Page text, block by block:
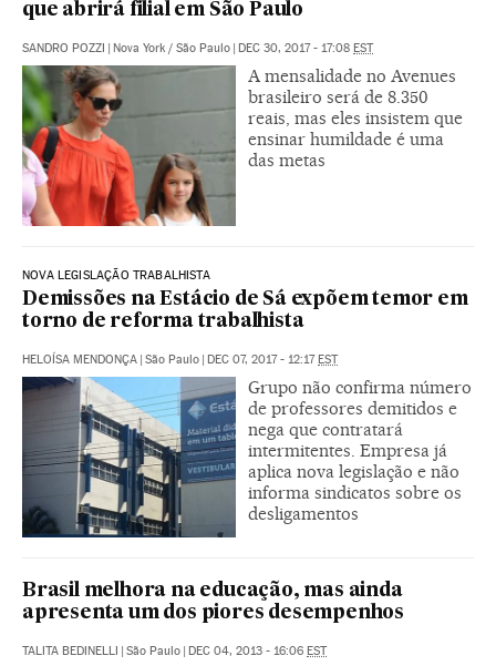
que abrirá filial em São Paulo
SANDRO POZZI | Nova York / São Paulo | DEC 30, 2017 - 17:08 EST
A mensalidade no Avenues
brasileiro será de 8.350
reais, mas eles insistem que
ensinar humildade é uma
das metas
NOVA LEGISLAÇÃO TRABALHISTA
Demissões na Estácio de Sá expõem temor em
torno de reforma trabalhista
HELOÍSA MENDONÇA | São Paulo | DEC 07, 2017 - 12:17EST
Grupo não confirma número
de professores demitidos e
nega que contratará
intermitentes. Empresa já
aplica nova legislação e não
informa sindicatos sobre os
desligamentos
Brasil melhora na educação, mas ainda
apresenta um dos piores desempenhos
TALITA BEDINELLI | São Paulo | DEC 04, 2013 - 16:06 EST